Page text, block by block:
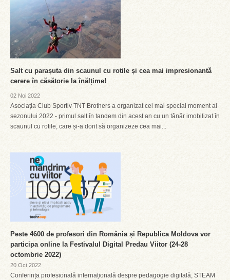
Salt cu parașuta din scaunul cu rotile și cea mai impresionantă
cerere în căsătorie la înălțime!
02 Noi 2022
Asociația Club Sportiv TNT Brothers a organizat cel mai special moment al
sezonului 2022 - primul salt în tandem din acest an cu un tânăr imobilizat în
scaunul cu rotile, care și-a dorit să organizeze cea mai...
Peste 4600 de profesori din România și Republica Moldova vor
participa online la Festivalul Digital Predau Viitor (24-28
octombrie 2022)
20 Oct 2022
Conferința profesională internațională despre pedagogie digitală, STEAM